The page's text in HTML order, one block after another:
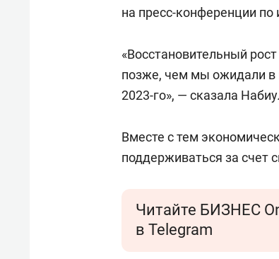
на пресс-конференции по
«Восстановительный
позже, чем мы ожидали в
2023-го», — сказала
Вместе с тем
поддерживаться за счет
Читайте БИЗНЕС
в Telegram
Как ГК «МИР ГРУПП» и ВТБ
создают оазис жилого